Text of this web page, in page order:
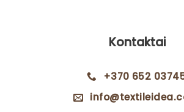
Kontaktai
+370 652